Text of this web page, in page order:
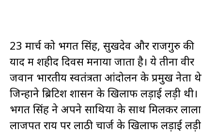
23 मार्च को भगत सिंह, सुखदेव और राजगुरु की
याद में शहीद दिवस मनाया जाता है। ये तीनों वीर
जवान भारतीय स्वतंत्रता आंदोलन के प्रमुख नेता थे
जिन्होंने ब्रिटिश शासन के खिलाफ लड़ाई लड़ी थी।
भगत सिंह ने अपने साथियों के साथ मिलकर लाला
लाजपत राय पर लाठी चार्ज के खिलाफ लड़ाई लड़ी